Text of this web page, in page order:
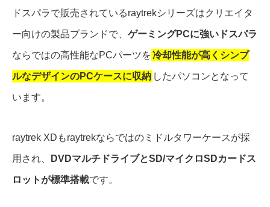
ドスパラで販売されているraytrekシリーズはクリエイタ
ー向けの製品ブランドで、 ゲーミングPCに強いドスパラ
ならではの高性能なPCパーツを冷却性能が高くシンプ
ルなデザインのPCケースに収納 したパソコンとなって
います。
raytrek XDもraytrekならではのミドルタワーケースが採
用され、 DVDマルチドライブとSD/マイクロSDカードス
ロットが標準搭載です。